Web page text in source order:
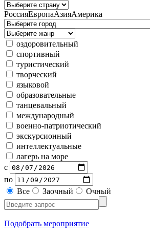
РоссияЕвропаАзияАмерика
оздоровительный
спортивный
туристический
творческий
языковой
образовательные
танцевальный
международный
военно-патриотический
экскурсионный
интеллектуальные
лагерь на море
с
по
Все
Заочный Очный
Подобрать мероприятие